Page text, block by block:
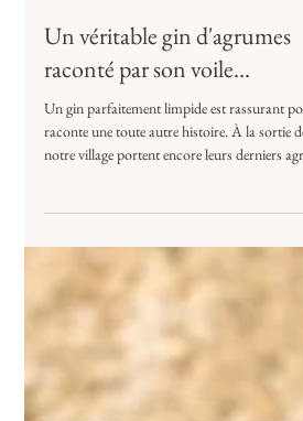
Un véritable gin d'agrumes
raconté par son voile…
oranges amères, combavas et pomelos
un gin capable de raconter ce paysage.
récoltées dans les forêts de Tartaghjine et
de nos gins, le